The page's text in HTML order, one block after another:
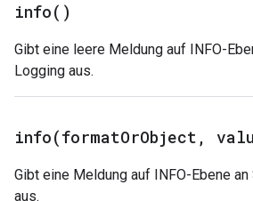
info( )
Gibt eine leere Meldung auf INFO-
Logging aus.
info(formatOrObject ,
Gibt eine Meldung auf INFO-Ebene
aus.